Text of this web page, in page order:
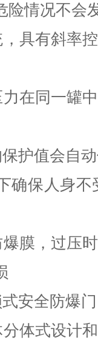
险情况不会
具有斜率
在同一罐
护值会自
确保人身
膜，过压
安全防爆
体式设计